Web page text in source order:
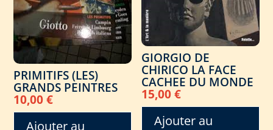
PRIMITIFS (LES)
GRANDS PEINTRES
10,00€
Ajouter au
GIORGIO DE
CHIRICO LA FACE
CACHEE DU MONDE
15,00€
Ajouter au